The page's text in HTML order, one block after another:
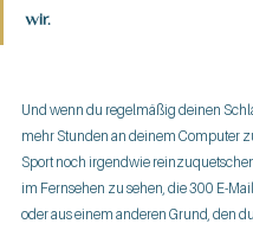
wir.
Und wenn du regelmäßig deinen
mehr Stunden an deinem Computer
Sport noch irgendwie
im Fernsehen zu sehen, die 300 E-
oder aus einem anderen Grund, den